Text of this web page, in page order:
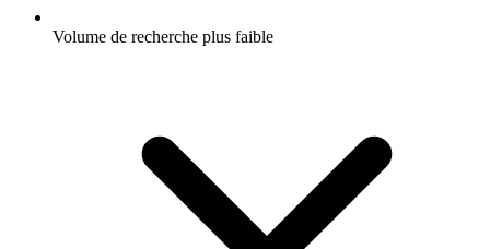
Volume de recherche plus faible